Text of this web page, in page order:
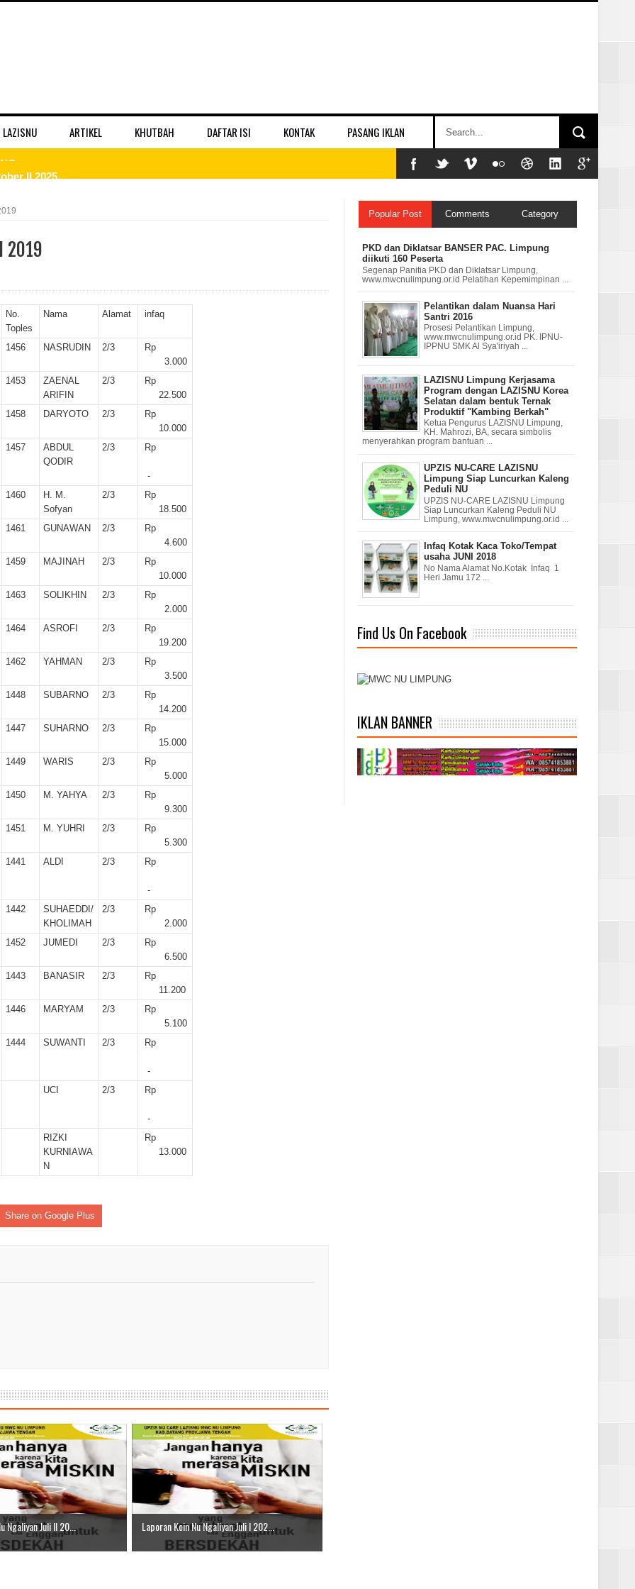
LAZISNU ARTIKEL KHUTBAH DAFTAR ISI KONTAK PASANG IKLAN
II 2025
II 2025
2025
II 2025
II 2025
II 2025
II 2025
2025
II 2025
2025
2019
No.
Toples
Nama Alamat infaq
1456 NASRUDIN 2/3
Rp
3.000
1453
ZAENAL
ARIFIN
2/3
Rp
22.500
1458 DARYOTO 2/3
Rp
10.000
1457
ABDUL
QODIR
2/3 Rp
-
1460
H. M.
Sofyan
2/3
Rp
18.500
1461 GUNAWAN 2/3
Rp
4.600
1459 MAJINAH 2/3
Rp
10.000
1463 SOLIKHIN 2/3
Rp
2.000
1464 ASROFI 2/3
Rp
19.200
1462 YAHMAN 2/3
Rp
3.500
1448 SUBARNO 2/3
Rp
14.200
1447 SUHARNO 2/3
Rp
15.000
1449 WARIS 2/3
Rp
5.000
1450 M. YAHYA 2/3
Rp
9.300
1451 M. YUHRI 2/3
Rp
5.300
1441 ALDI 2/3 Rp
-
1442
SUHAEDDI/
KHOLIMAH
2/3
Rp
2.000
1452 JUMEDI 2/3
Rp
6.500
1443 BANASIR 2/3
Rp
11.200
1446 MARYAM 2/3
Rp
5.100
1444 SUWANTI 2/3 Rp
-
UCI 2/3 Rp
-
RIZKI
KURNIAWA
N
Rp
13.000
Share on Google Plus
Ngaliyan Juli II 20... Laporan Koin Nu Ngaliyan Juli I 202...
Popular Post Comments Category
PKD dan Diklatsar BANSER PAC. Limpung
diikuti 160 Peserta
Segenap Panitia PKD dan Diklatsar Limpung,
www.mwcnulimpung.or.id Pelatihan Kepemimpinan ...
Pelantikan dalam Nuansa Hari
Santri 2016
Prosesi Pelantikan Limpung,
www.mwcnulimpung.or.id PK. IPNU-
IPPNU SMK Al Sya'iriyah ...
LAZISNU Limpung Kerjasama
Program dengan LAZISNU Korea
Selatan dalam bentuk Ternak
Produktif "Kambing Berkah"
Ketua Pengurus LAZISNU Limpung,
KH. Mahrozi, BA, secara simbolis
menyerahkan program bantuan ...
UPZIS NU-CARE LAZISNU
Limpung Siap Luncurkan Kaleng
Peduli NU
UPZIS NU-CARE LAZISNU Limpung
Siap Luncurkan Kaleng Peduli NU
Limpung, www.mwcnulimpung.or.id ...
Infaq Kotak Kaca Toko/Tempat
usaha JUNI 2018
No Nama Alamat No.Kotak Infaq 1
Heri Jamu 172 ...
Find Us On Facebook
IKLAN BANNER